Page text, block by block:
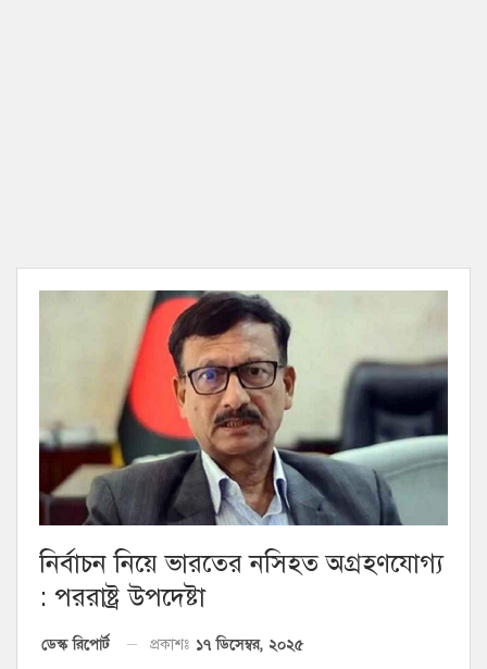
নির্বাচন নিয়ে ভারতের নসিহত অগ্রহণযোগ্য
: পররাষ্ট্র উপদেষ্টা
ডেস্ক রিপোর্ট প্রকাশঃ ১৭ ডিসেম্বর, ২০২৫